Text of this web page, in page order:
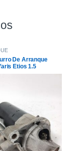
De Arranque
Etios 1.5